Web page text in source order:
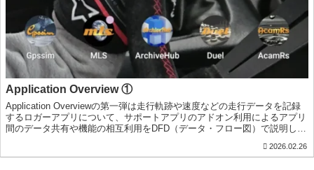
Application Overview ①
Application Overviewの第一弾は走行軌跡や速度などの走行データを記録
するロガーアプリについて、サポートアプリのアドオン利用によるアプリ
間のデータ共有や機能の相互利用をDFD（データ・フロー図）で説明しま
2026.02.26